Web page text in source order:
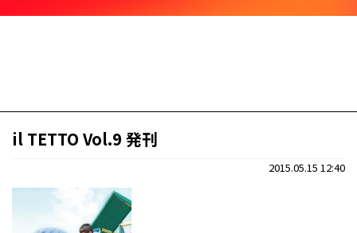
il TETTO Vol.9 発刊
2015.05.15 12:40